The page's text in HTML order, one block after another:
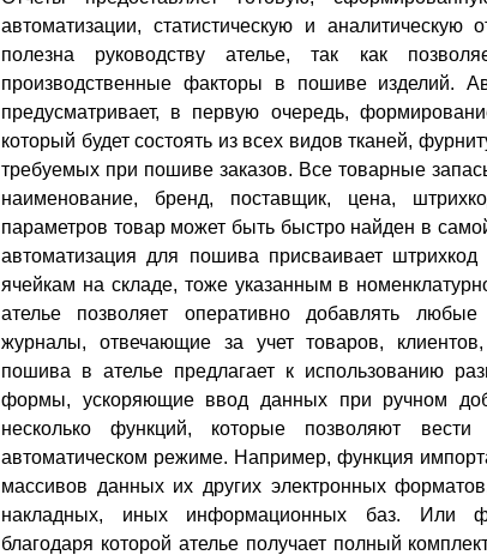
автоматизации, статистическую и аналитическую
полезна руководству ателье, так как
производственные факторы в пошиве изделий.
предусматривает, в первую очередь,
который будет состоять из всех видов тканей,
требуемых при пошиве заказов. Все товарные
наименование, бренд, поставщик, цена,
параметров товар может быть быстро найден в
автоматизация для пошива присваивает
ячейкам на складе, тоже указанным в
ателье позволяет оперативно добавлять
журналы, отвечающие за учет товаров, клиентов,
пошива в ателье предлагает к использованию
формы, ускоряющие ввод данных при ручном
несколько функций, которые позволяют
автоматическом режиме. Например, функция
массивов данных их других электронных
накладных, иных информационных баз. Или
благодаря которой ателье получает полный